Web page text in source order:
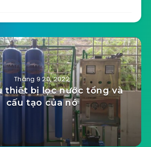
Tháng 9 20, 2022
thiết bị lọc nước tổng và
cấu tạo của nó